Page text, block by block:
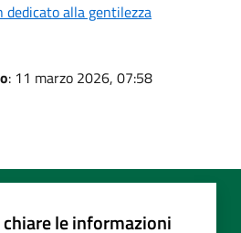
alla gentilezza
: 11 marzo 2026, 07:58
le informazioni